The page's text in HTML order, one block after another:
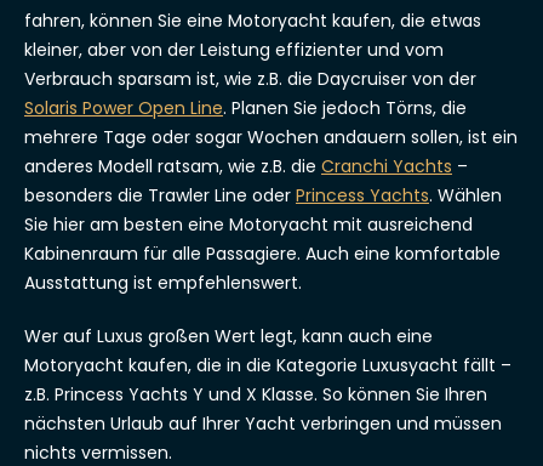
fahren, können Sie eine Motoryacht kaufen, die etwas
kleiner, aber von der Leistung effizienter und vom
Verbrauch sparsam ist, wie z.B. die Daycruiser von der
Solaris Power Open Line. Planen Sie jedoch Törns, die
mehrere Tage oder sogar Wochen andauern sollen, ist ein
anderes Modell ratsam, wie z.B. die Cranchi Yachts –
besonders die Trawler Line oder Princess Yachts. Wählen
Sie hier am besten eine Motoryacht mit ausreichend
Kabinenraum für alle Passagiere. Auch eine komfortable
Ausstattung ist empfehlenswert.
Wer auf Luxus großen Wert legt, kann auch eine
Motoryacht kaufen, die in die Kategorie Luxusyacht fällt –
z.B. Princess Yachts Y und X Klasse. So können Sie Ihren
nächsten Urlaub auf Ihrer Yacht verbringen und müssen
nichts vermissen.